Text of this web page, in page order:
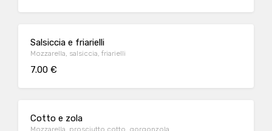
Salsiccia e friarielli
Mozzarella, salsiccia, friarielli
7.00 €
Cotto e zola
Mozzarella, prosciutto cotto, gorgonzola